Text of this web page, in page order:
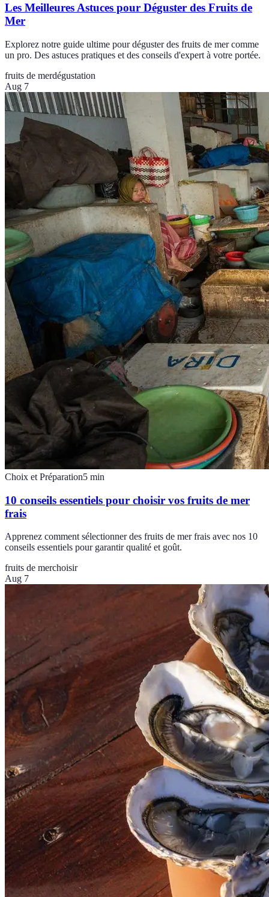
Les Meilleures Astuces pour Déguster des Fruits de
Mer
Explorez notre guide ultime pour déguster des fruits de mer comme
un pro. Des astuces pratiques et des conseils d'expert à votre portée.
fruits de merdégustation
Aug 7
Choix et Préparation5 min
10 conseils essentiels pour choisir vos fruits de mer
frais
Apprenez comment sélectionner des fruits de mer frais avec nos 10
conseils essentiels pour garantir qualité et goût.
fruits de merchoisir
Aug 7